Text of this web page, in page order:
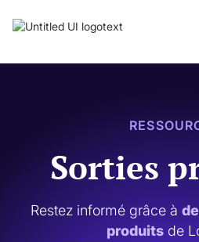
Sorties
Restez informé grâce à
produits de